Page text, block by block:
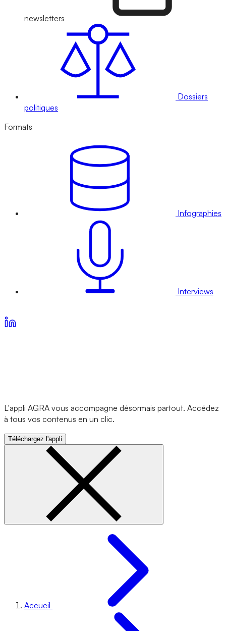
newsletters
Dossiers
politiques
Formats
Infographies
Interviews
L'appli AGRA vous accompagne désormais partout. Accédez
à tous vos contenus en un clic.
Téléchargez l'appli
Accueil